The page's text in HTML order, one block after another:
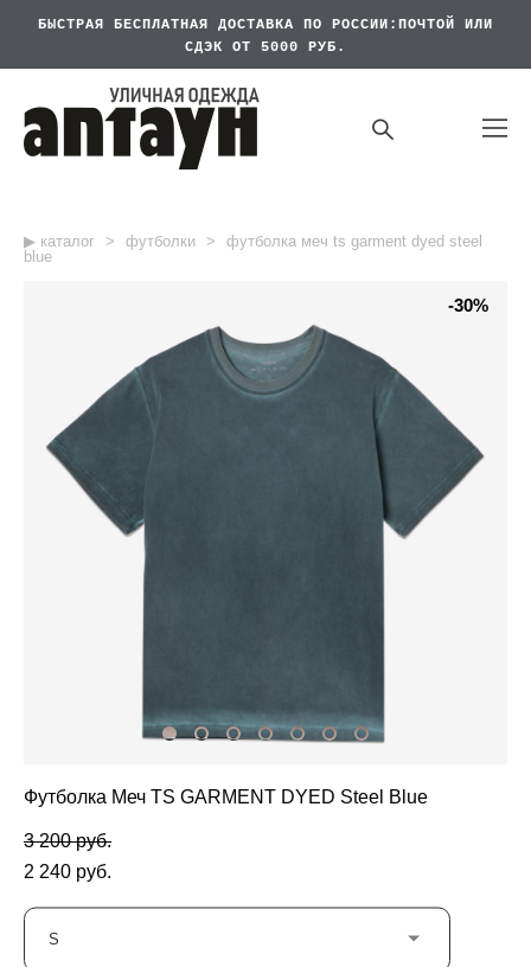
БЫСТРАЯ БЕСПЛАТНАЯ
ДОСТАВКА ПО РОССИИ:ПОЧТОЙ ИЛИ
СДЭК ОТ 5000 РУБ.
▶︎ каталог > футболки >
футболка меч ts garment dyed steel
blue
-30%
Футболка Меч TS GARMENT DYED Steel Blue
3 200 pуб.
2 240 pуб.
S